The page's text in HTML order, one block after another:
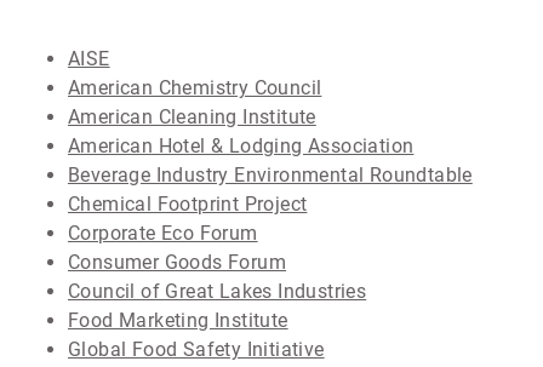
AISE
American Chemistry Council
American Cleaning Institute
American Hotel & Lodging Association
Beverage Industry Environmental Roundtable
Chemical Footprint Project
Corporate Eco Forum
Consumer Goods Forum
Council of Great Lakes Industries
Food Marketing Institute
Global Food Safety Initiative